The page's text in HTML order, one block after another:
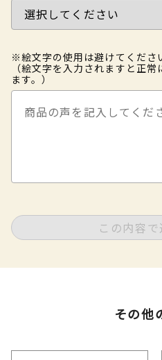
※絵文字の使用は避けてくださ
（絵文字を入力されますと正
ます。）
この内容
その他